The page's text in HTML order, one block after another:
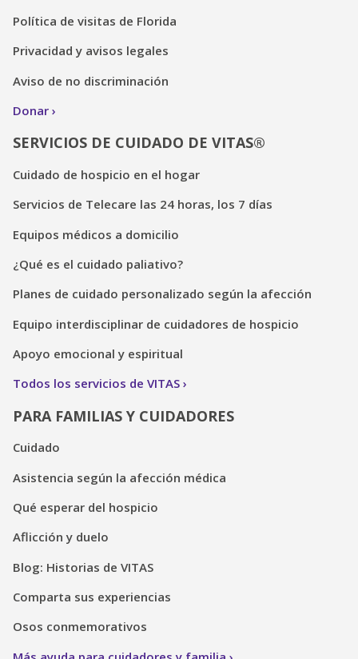
Política de visitas de Florida
Privacidad y avisos legales
Aviso de no discriminación
Donar
SERVICIOS DE CUIDADO DE VITAS®
Cuidado de hospicio en el hogar
Servicios de Telecare las 24 horas, los 7 días
Equipos médicos a domicilio
¿Qué es el cuidado paliativo?
Planes de cuidado personalizado según la afección
Equipo interdisciplinar de cuidadores de hospicio
Apoyo emocional y espiritual
Todos los servicios de VITAS
PARA FAMILIAS Y CUIDADORES
Cuidado
Asistencia según la afección médica
Qué esperar del hospicio
Aflicción y duelo
Blog: Historias de VITAS
Comparta sus experiencias
Osos conmemorativos